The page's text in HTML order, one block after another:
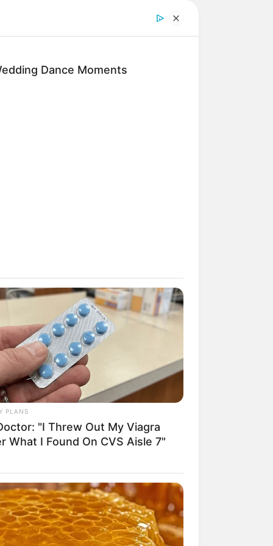
im Freien besitzt die Spessart-
Whirlpools, Sonnenbänke, ein
können in dem Familien-
einer aus dem Wasser ragenden
Attraktion besitzt. Informationen
Künzell lädt die zu einem Hotel
nach sieben Regionen der Erde
Badegäste an. Der von dichten
Wasserspielfläche und
an der Straße.
in UnterfrankenundBaden in
Dance Moments
PLANS
"I Threw Out My Viagra
What I Found On CVS Aisle 7"